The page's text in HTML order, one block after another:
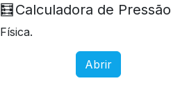
🧮 Calculadora de Pressão
Física.
Abrir